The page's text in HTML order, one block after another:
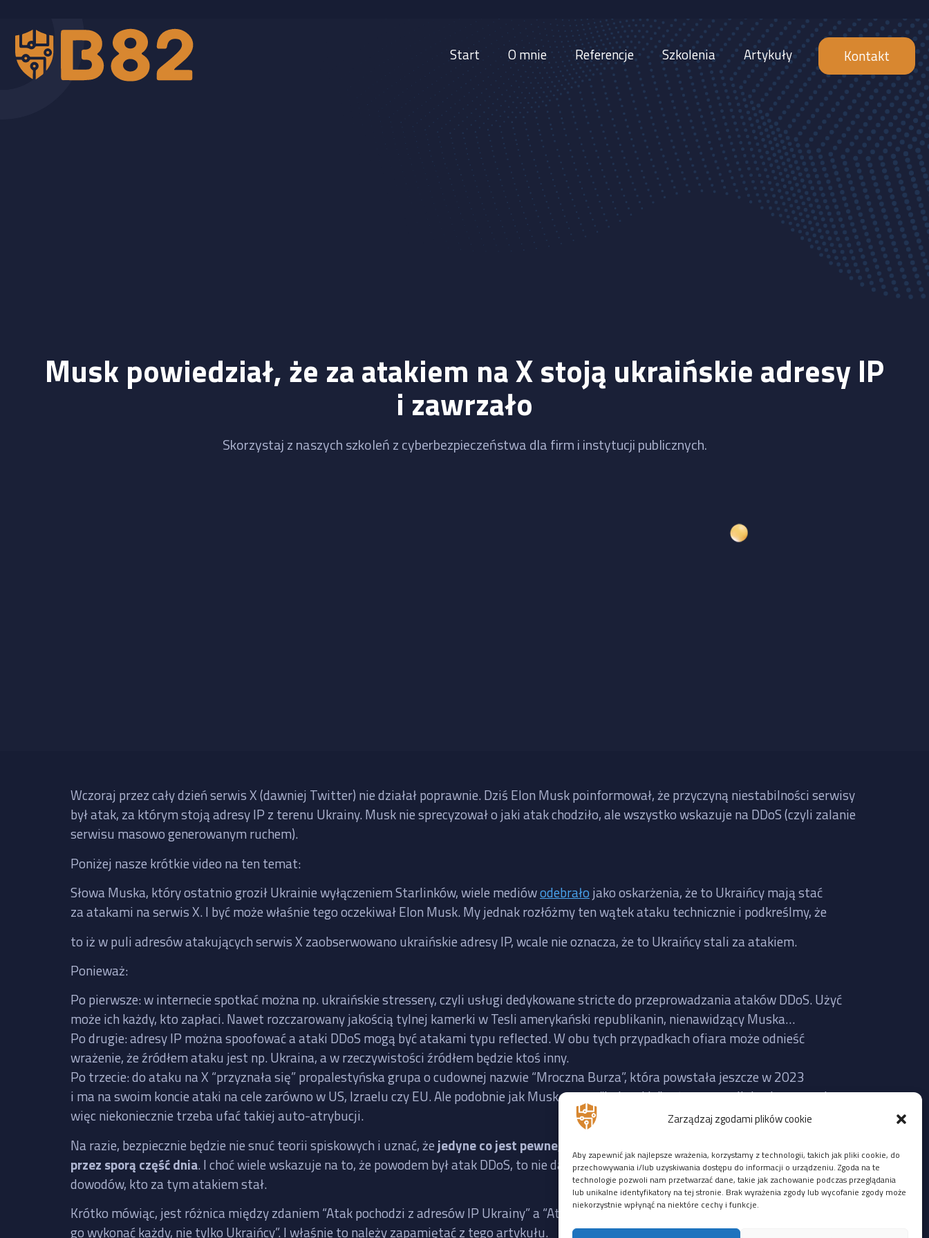
Zarządzaj zgodami plików cookie
Aby zapewnić jak najlepsze wrażenia, korzystamy z technologii, takich jak pliki cookie, do
przechowywania i/lub uzyskiwania dostępu do informacji o urządzeniu. Zgoda na te
technologie pozwoli nam przetwarzać dane, takie jak zachowanie podczas przeglądania
lub unikalne identyfikatory na tej stronie. Brak wyrażenia zgody lub wycofanie zgody może
niekorzystnie wpłynąć na niektóre cechy i funkcje.
Start O mnie Referencje Szkolenia Artykuły Kontakt
Musk powiedział, że za atakiem na X stoją ukraińskie adresy IP
i zawrzało
Skorzystaj z naszych szkoleń z cyberbezpieczeństwa dla firm i instytucji publicznych.
Wczoraj przez cały dzień serwis X (dawniej Twitter) nie działał poprawnie. Dziś Elon Musk poinformował, że przyczyną niestabilności serwisy
był atak, za którym stoją adresy IP z terenu Ukrainy. Musk nie sprecyzował o jaki atak chodziło, ale wszystko wskazuje na DDoS (czyli zalanie
serwisu masowo generowanym ruchem).
Poniżej nasze krótkie video na ten temat:
Słowa Muska, który ostatnio groził Ukrainie wyłączeniem Starlinków, wiele mediówodebrało jako oskarżenia, że to Ukraińcy mają stać
za atakami na serwis X. I być może właśnie tego oczekiwał Elon Musk. My jednak rozłóżmy ten wątek ataku technicznie i podkreślmy, że
to iż w puli adresów atakujących serwis X zaobserwowano ukraińskie adresy IP, wcale nie oznacza, że to Ukraińcy stali za atakiem.
Ponieważ:
Po pierwsze: w internecie spotkać można np. ukraińskie stressery, czyli usługi dedykowane stricte do przeprowadzania ataków DDoS. Użyć
może ich każdy, kto zapłaci. Nawet rozczarowany jakością tylnej kamerki w Tesli amerykański republikanin, nienawidzący Muska…
Po drugie: adresy IP można spoofować a ataki DDoS mogą być atakami typu reflected. W obu tych przypadkach ofiara może odnieść
wrażenie, że źródłem ataku jest np. Ukraina, a w rzeczywistości źródłem będzie ktoś inny.
Po trzecie: do ataku na X “przyznała się” propalestyńska grupa o cudownej nazwie “Mroczna Burza”, która powstała jeszcze w 2023
i ma na swoim koncie ataki na cele zarówno w US, Izraelu czy EU. Ale podobnie jak Musk, grupy “hakerskie” też często mijają się z prawdą,
więc niekoniecznie trzeba ufać takiej auto-atrybucji.
Na razie, bezpiecznie będzie nie snuć teorii spiskowych i uznać, że jedyne co jest pewne, to to, że Twitter faktycznie nie działał wczoraj
przez sporą część dnia. I choć wiele wskazuje na to, że powodem był atak DDoS, to nie da się ustalić na bazie aktualnie udostępnionych
dowodów, kto za tym atakiem stał.
Krótko mówiąc, jest różnica między zdaniem “Atak pochodzi z adresów IP Ukrainy” a “Atak pochodzi z adresów IP Ukrainy, ale mógł
go wykonać każdy, nie tylko Ukraińcy”. I właśnie to należy zapamiętać z tego artykułu.